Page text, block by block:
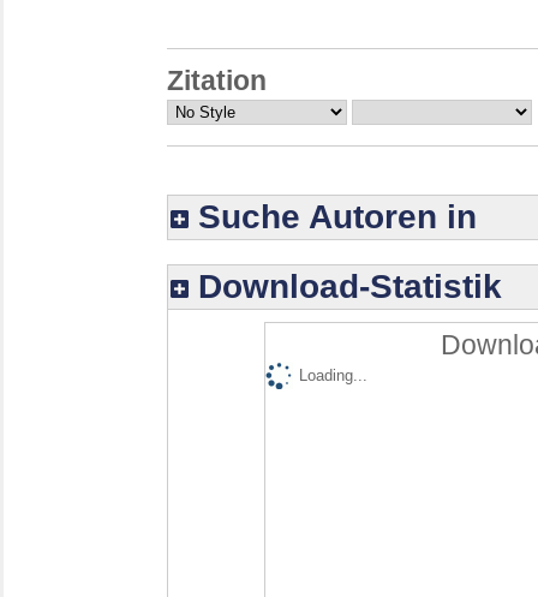
Zitation
Suche Autoren in
Download-Statistik
Loading...